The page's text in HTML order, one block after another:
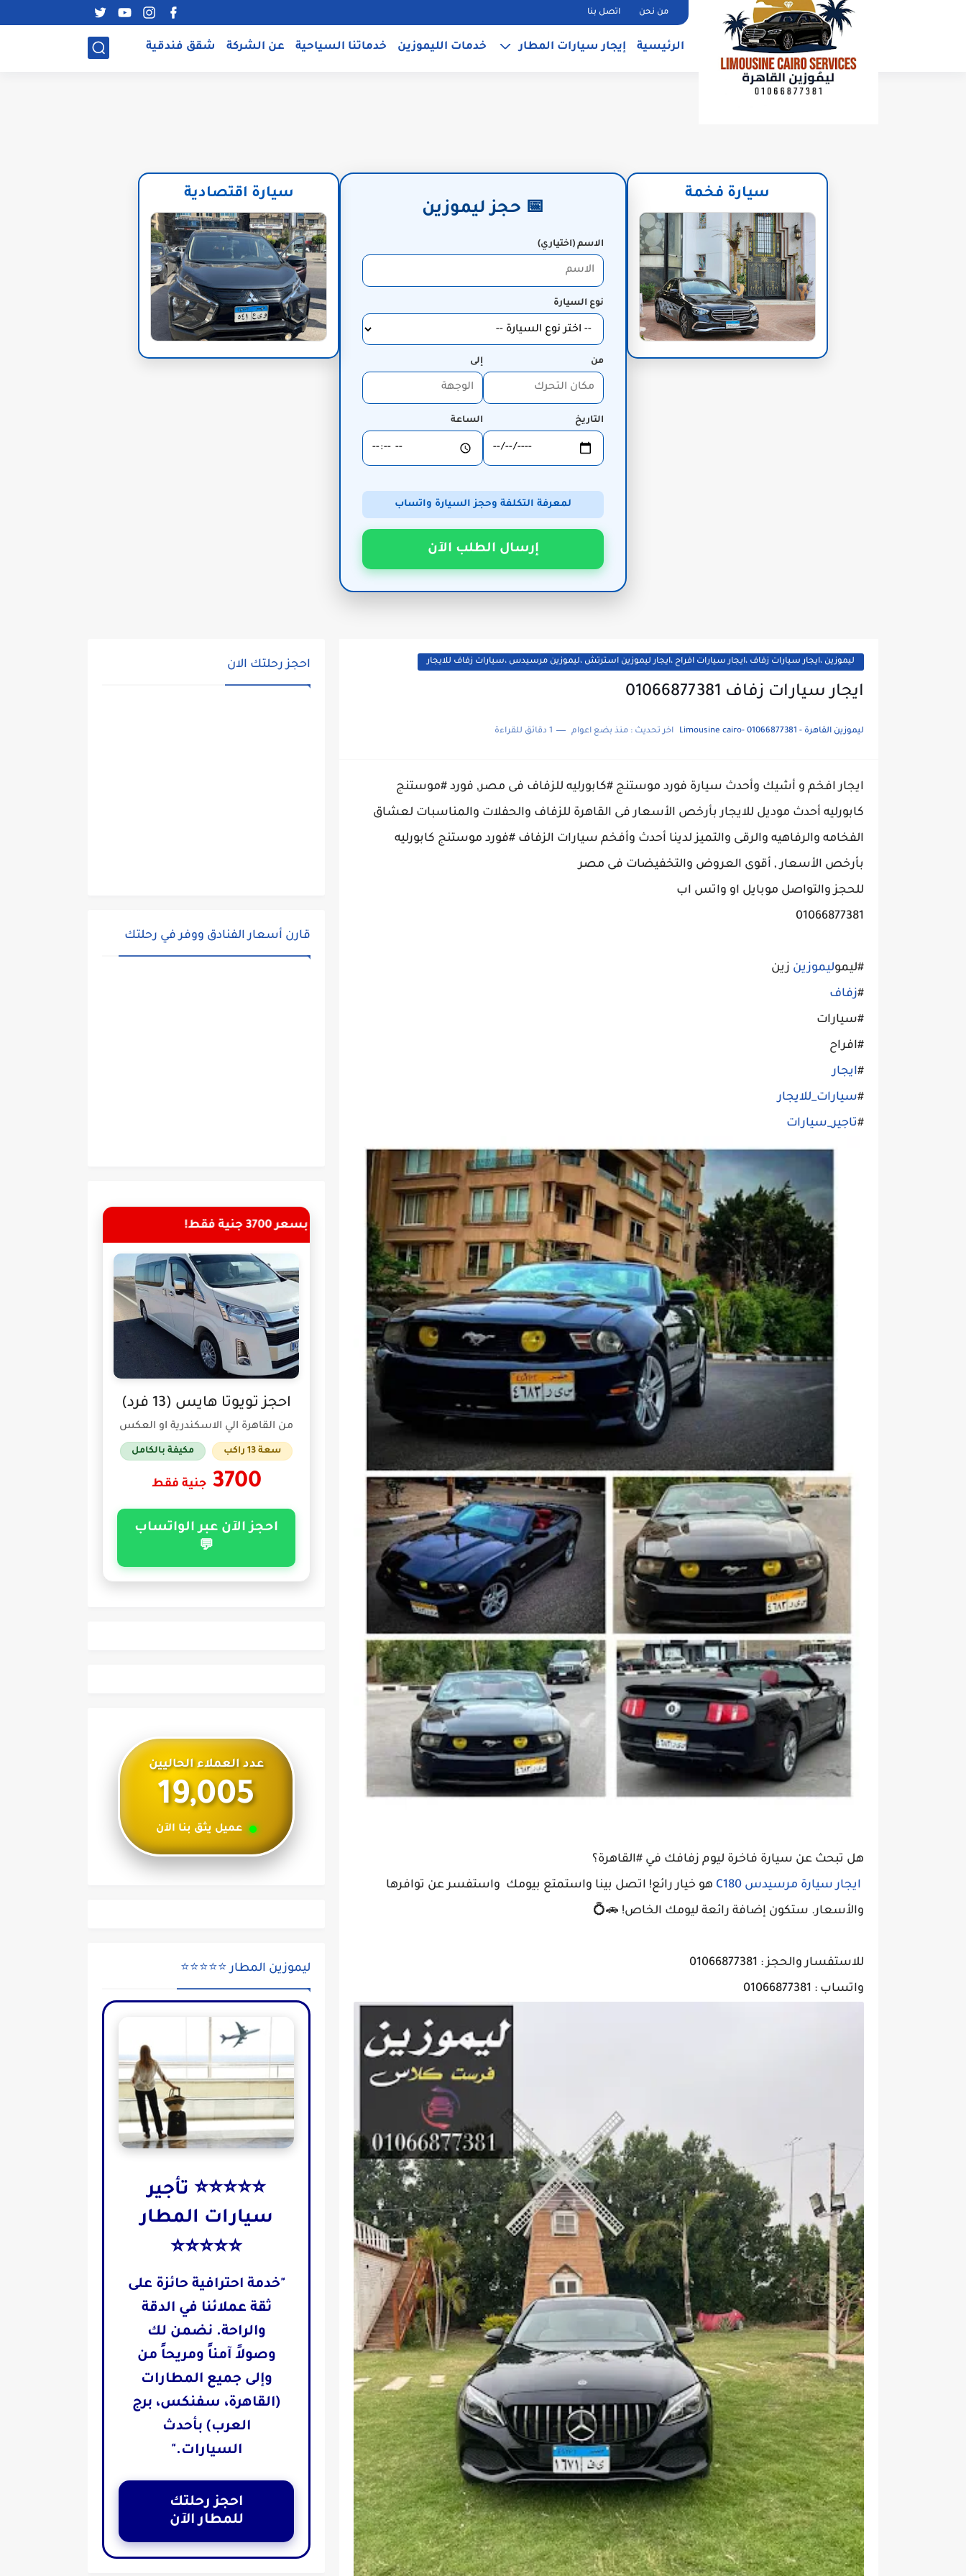
من نحن اتصل بنا
الرئيسية إيجار سيارات المطار خدمات الليموزين خدماتنا السياحية عن الشركة شقق فندقية
سيارة فخمة
📅 حجز ليموزين
الاسم (اختياري)
نوع السيارة
من إلى
التاريخ الساعة
لمعرفة التكلفة وحجز السيارة واتساب
إرسال الطلب الآن
سيارة اقتصادية
ليموزين ،ايجار سيارات زفاف ،ايجار سيارات افراح ،ايجار ليموزين استرتش ،ليموزين مرسيدس ،سيارات زفاف للايجار
ايجار سيارات زفاف 01066877381
ليموزين القاهرة - Limousine cairo- 01066877381 اخر تحديث : منذ بضع اعوام 1 دقائق للقراءة
ايجار افخم و أشيك وأحدث سيارة فورد موستنج #كابورليه للزفاف فى مصر, فورد #موستنج
كابورليه أحدث موديل للايجار بأرخص الأسعار فى القاهرة للزفاف والحفلات والمناسبات لعشاق
الفخامه والرفاهيه والرقى والتميز لدينا أحدث وأفخم سيارات الزفاف #فورد موستنج كابورليه
بأرخص الأسعار , أقوى العروض والتخفيضات فى مصر
للحجز والتواصل موبايل او واتس اب
01066877381
#ليموليموزين زين
#زفاف
#سيارات
#افراح
#ايجار
#سيارات_للايجار
#تاجير_سيارات
هل تبحث عن سيارة فاخرة ليوم زفافك في #القاهرة؟
ايجار سيارة مرسيدس C180
هو خيار رائع! اتصل بينا واستمتع بيومك واستفسر عن توافرها
والأسعار. ستكون إضافة رائعة ليومك الخاص! 🚗💍
للاستفسار والحجز : 01066877381
واتساب : 01066877381
احجز رحلتك الان
قارن أسعار الفنادق ووفر في رحلتك
احجز تويوتا هايس (13 فرد)
من القاهرة الي الاسكندرية او العكس
سعة 13 راكب مكيفة بالكامل
3700 جنية فقط
احجز الآن عبر الواتساب
💬
عدد العملاء الحاليين
19,005
عميل يثق بنا الآن
ليموزين المطار ⭐⭐⭐⭐⭐
⭐⭐⭐⭐⭐ تأجير
سيارات المطار
⭐⭐⭐⭐⭐
"خدمة احترافية حائزة على
ثقة عملائنا في الدقة
والراحة. نضمن لك
وصولاً آمناً ومريحاً من
وإلى جميع المطارات
(القاهرة، سفنكس، برج
العرب) بأحدث
السيارات."
احجز رحلتك
للمطار الآن